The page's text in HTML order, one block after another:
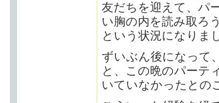
友だちを迎えて、パ
い胸の内を読み取ろ
という状況になりま
ずいぶん後になって
と、この晩のパーテ
いていなかったとの